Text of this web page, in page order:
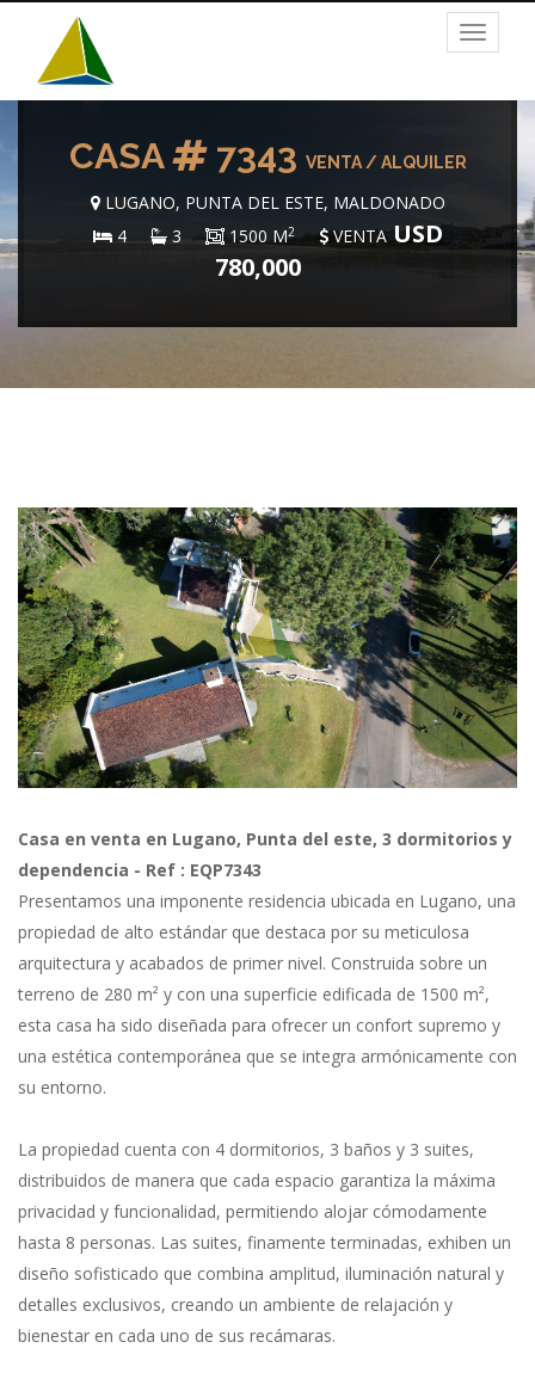
Toggle
CASA 7343 VENTA / ALQUILER
LUGANO, PUNTA DEL ESTE, MALDONADO
4
3 1500 M2 VENTAUSD
780,000
Casa en venta en Lugano, Punta del este, 3 dormitorios y
dependencia - Ref : EQP7343
Presentamos una imponente residencia ubicada en Lugano, una
propiedad de alto estándar que destaca por su meticulosa
arquitectura y acabados de primer nivel. Construida sobre un
terreno de 280 m² y con una superficie edificada de 1500 m²,
esta casa ha sido diseñada para ofrecer un confort supremo y
una estética contemporánea que se integra armónicamente con
su entorno.
La propiedad cuenta con 4 dormitorios, 3 baños y 3 suites,
distribuidos de manera que cada espacio garantiza la máxima
privacidad y funcionalidad, permitiendo alojar cómodamente
hasta 8 personas. Las suites, finamente terminadas, exhiben un
diseño sofisticado que combina amplitud, iluminación natural y
detalles exclusivos, creando un ambiente de relajación y
bienestar en cada uno de sus recámaras.